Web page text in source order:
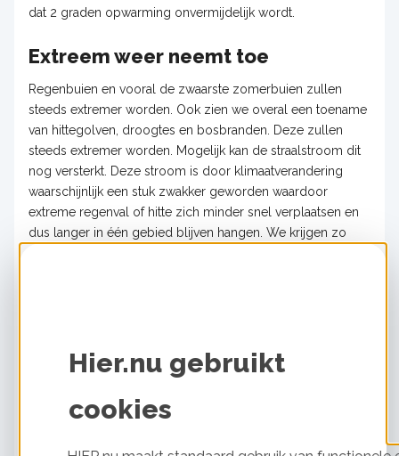
dat 2 graden opwarming onvermijdelijk wordt.
Extreem weer neemt toe
Regenbuien en vooral de zwaarste zomerbuien zullen
steeds extremer worden. Ook zien we overal een toename
van hittegolven, droogtes en bosbranden. Deze zullen
steeds extremer worden. Mogelijk kan de straalstroom dit
nog versterkt. Deze stroom is door klimaatverandering
waarschijnlijk een stuk zwakker geworden waardoor
extreme regenval of hitte zich minder snel verplaatsen en
dus langer in één gebied blijven hangen. We krijgen zo
dan de wetenschap voor mogelijk hield.
De natuur wordt bedreigd
Hier.nu gebruikt
cookies